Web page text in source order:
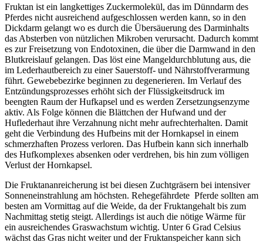
Fruktan ist ein langkettiges Zuckermolekül, das im Dünndarm des
Pferdes nicht ausreichend aufgeschlossen werden kann, so in den
Dickdarm gelangt wo es durch die Übersäuerung des Darminhalts
das Absterben von nützlichen Mikroben verursacht. Dadurch kommt
es zur Freisetzung von Endotoxinen, die über die Darmwand in den
Blutkreislauf gelangen. Das löst eine Mangeldurchblutung aus, die
im Lederhautbereich zu einer Sauerstoff- und Nährstoffverarmung
führt. Gewebebezirke beginnen zu degenerieren. Im Verlauf des
Entzündungsprozesses erhöht sich der Flüssigkeitsdruck im
beengten Raum der Hufkapsel und es werden Zersetzungsenzyme
aktiv. Als Folge können die Blättchen der Hufwand und der
Huflederhaut ihre Verzahnung nicht mehr aufrechterhalten. Damit
geht die Verbindung des Hufbeins mit der Hornkapsel in einem
schmerzhaften Prozess verloren. Das Hufbein kann sich innerhalb
des Hufkomplexes absenken oder verdrehen, bis hin zum völligen
Verlust der Hornkapsel.
Die Fruktananreicherung ist bei diesen Zuchtgräsern bei intensiver
Sonneneinstrahlung am höchsten. Rehegefährdete Pferde sollten am
besten am Vormittag auf die Weide, da der Fruktangehalt bis zum
Nachmittag stetig steigt. Allerdings ist auch die nötige Wärme für
ein ausreichendes Graswachstum wichtig. Unter 6 Grad Celsius
wächst das Gras nicht weiter und der Fruktanspeicher kann sich